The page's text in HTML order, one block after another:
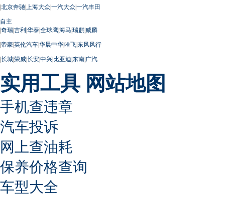
|北京奔驰| 上海大众|一汽大众|一汽丰田
自主
|奇瑞|吉利|华泰|全球鹰|海马|瑞麒|威麟
|帝豪|英伦汽车|华晨中华|哈飞|东风风行
|长城|荣威|长安|中兴|比亚迪|东南|广汽
实用工具 网站地图
手机查违章
汽车投诉
网上查油耗
保养价格查询
车型大全